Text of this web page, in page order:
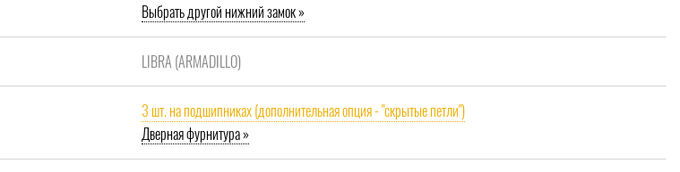
Выбрать другой нижний замок »
LIBRA (ARMADILLO)
3 шт. на подшипниках (дополнительная опция - "скрытые петли")
Дверная фурнитура »